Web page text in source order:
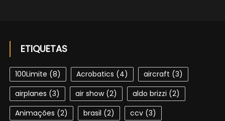
ETIQUETAS
100Limite (8) Acrobatics (4) aircraft (3)
airplanes (3) air show(2) aldo brizzi (2)
Animações (2) brasil (2) ccv(3)